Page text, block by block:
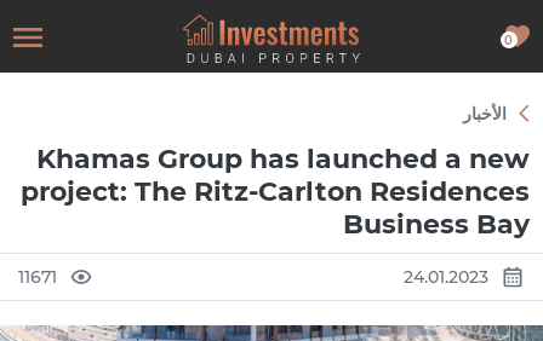
0
الأخبار
Khamas Group has launched a new
project: The Ritz-Carlton Residences
Business Bay
24.01.2023
11671